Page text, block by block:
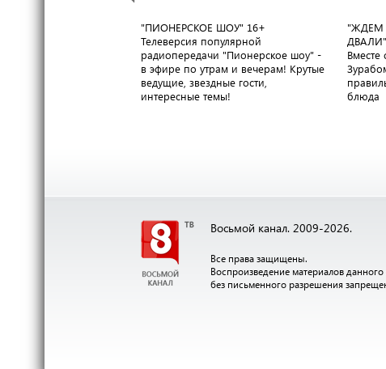
"ПИОНЕРСКОЕ ШОУ" 16+
Телеверсия популярной
радиопередачи "Пионерское шоу" -
в эфире по утрам и вечерам! Крутые
ведущие, звездные гости,
интересные темы!
"ЖДЕМ
ДВАЛИ"
блюда
Восьмой канал. 2009-2026.
Все права защищены.
Воспроизведение материалов данного
без письменного разрешения